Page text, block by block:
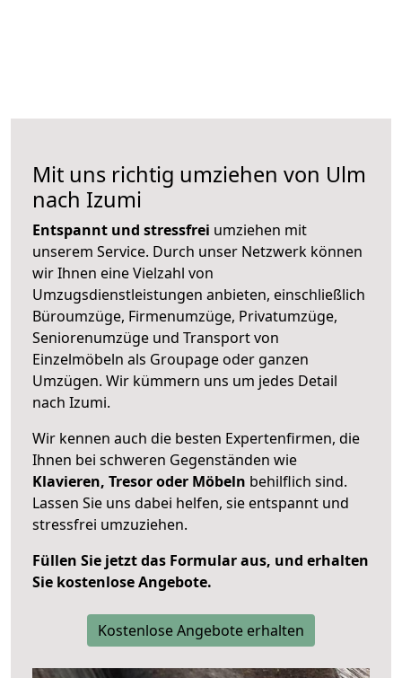
Mit uns richtig umziehen von Ulm
nach Izumi
Entspannt und stressfrei umziehen mit
unserem Service. Durch unser Netzwerk können
wir Ihnen eine Vielzahl von
Umzugsdienstleistungen anbieten, einschließlich
Büroumzüge, Firmenumzüge, Privatumzüge,
Seniorenumzüge und Transport von
Einzelmöbeln als Groupage oder ganzen
Umzügen. Wir kümmern uns um jedes Detail
nach Izumi.
Wir kennen auch die besten Expertenfirmen, die
Ihnen bei schweren Gegenständen wie
Klavieren, Tresor oder Möbeln behilflich sind.
Lassen Sie uns dabei helfen, sie entspannt und
stressfrei umzuziehen.
Füllen Sie jetzt das Formular aus, und erhalten
Sie kostenlose Angebote.
Kostenlose Angebote erhalten